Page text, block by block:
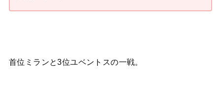
首位ミランと3位ユベントスの一戦。